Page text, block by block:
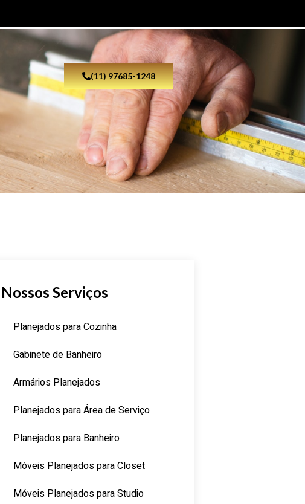
(11) 97685-1248
Nossos Serviços
Planejados para Cozinha
Gabinete de Banheiro
Armários Planejados
Planejados para Área de Serviço
Planejados para Banheiro
Móveis Planejados para Closet
Móveis Planejados para Studio